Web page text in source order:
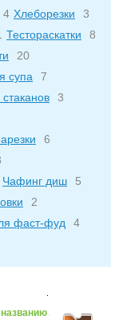
4 Хлеборезки
3
Тестораскатки
8
20
супа
7
3
6
Чафинг диш
5
2
фаст-фуд 4